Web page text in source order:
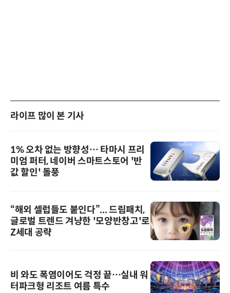
라이프 많이 본 기사
1% 오차 없는 방향성… 타마시 프리
미엄 퍼터, 네이버 스마트스토어 '반
값 할인' 돌풍
“해외 셀럽들도 붙인다”... 드림패치,
글로벌 트렌드 겨냥한 '모양반창고'로
Z세대 공략
비 와도 폭염이어도 걱정 끝…실내 워
터파크형 리조트 여름 특수